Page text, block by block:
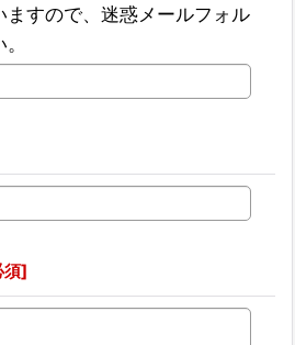
ますので、迷惑メールフォル
須]